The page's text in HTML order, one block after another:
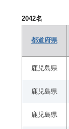
2042名
都道府県
鹿児島県
鹿児島県
鹿児島県